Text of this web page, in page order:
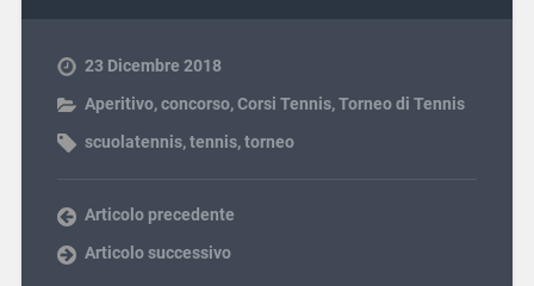
23 Dicembre 2018
Aperitivo,concorso,Corsi Tennis,Torneo di Tennis
scuolatennis,tennis,torneo
Articolo precedente
Articolo successivo